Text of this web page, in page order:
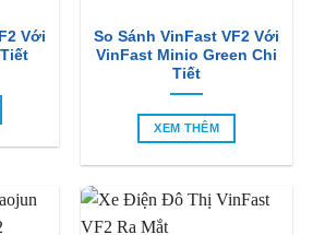
Với
So Sánh VinFast VF2 Với
VinFast Minio Green Chi
Tiết
XEM THÊM